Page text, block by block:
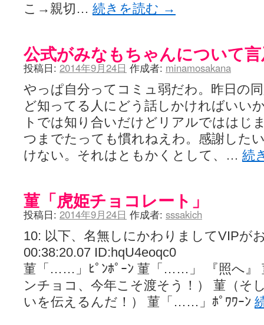
こ→親切… 続きを読む →
公式がみなもちゃんについて
投稿日: 2014年9月24日 作成者: minamosakana
やっぱ自分ってコミュ弱だわ。昨日の
ど知ってる人にどう話しかければいい
トでは知り合いだけどリアルでははじ
つまでたっても慣れねえわ。感謝した
けない。それはともかくとして、… 続
菫「虎姫チョコレート」
投稿日: 2014年9月24日 作成者: sssakich
10: 以下、名無しにかわりましてVIPが
00:38:20.07 ID:hqU4eoqc0
菫「……」ﾋﾟﾝﾎﾟｰﾝ 菫「……」 『照へ』
ンチョコ、今年こそ渡そう！） 菫（そ
いを伝えるんだ！） 菫「……」ﾎﾟﾜﾜｰﾝ